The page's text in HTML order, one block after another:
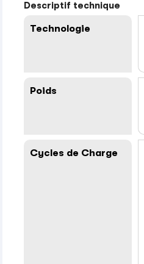
Descriptif technique
Technologie
Poids
Cycles de Charge